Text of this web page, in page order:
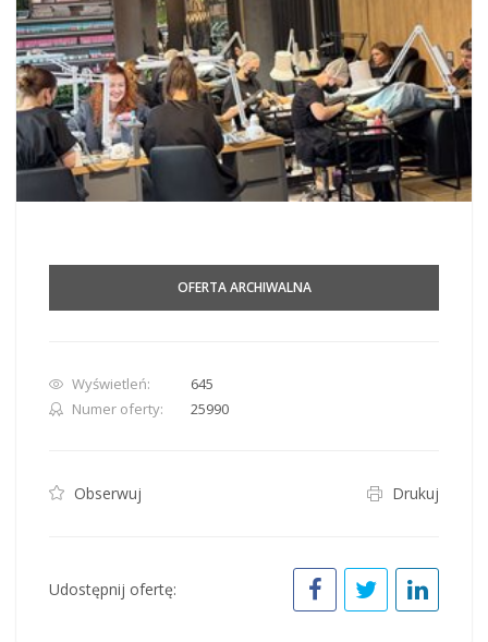
OFERTA ARCHIWALNA
Wyświetleń:
645
Numer oferty:
25990
Obserwuj Drukuj
Udostępnij ofertę: